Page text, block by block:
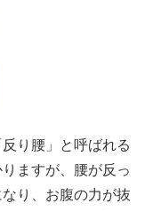
り腰」と呼ばれる
ますが、腰が反っ
り、お腹の力が抜